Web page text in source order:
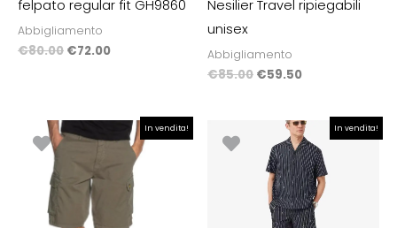
felpato regular fit GH9860
Abbigliamento
€80.00 €72.00
Nesilier Travel ripiegabili
unisex
Abbigliamento
€85.00 €59.50
In vendita!
prezzo
originale
€80.00.
prezzo
attuale
€56.00.
In vendita!
prezzo
originale
era:
€110.00.
Il
prezzo
attuale
è:
€77.00.